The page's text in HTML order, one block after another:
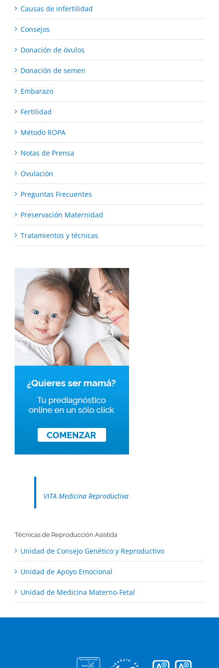
Causas de infertilidad
Consejos
Donación de óvulos
Donación de semen
Embarazo
Fertilidad
Método ROPA
Notas de Prensa
Ovulación
Preguntas Frecuentes
Preservación Maternidad
Tratamientos y técnicas
VITA Medicina Reproductiva
Técnicas de Reproducción Asistida
Unidad de Consejo Genético y Reproductivo
Unidad de Apoyo Emocional
Unidad de Medicina Materno-Fetal